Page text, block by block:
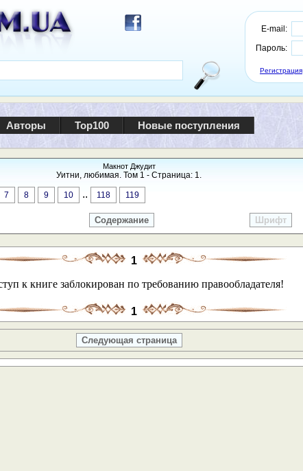
E-mail:
Пароль:
Регистрация
Авторы Top100 Новые поступления
Макнот Джудит
Уитни, любимая. Том 1 - Страница: 1.
7 8 9 10 .. 118 119
Содержание Шрифт
1
к книге заблокирован по требованию правообладателя!
1
Следующая страница